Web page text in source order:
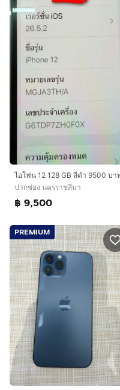
ไอโฟน 12 128 GB สีดำ 9500 บา
ปากช่อง นครราชสีมา
฿ 9,500
PREMIUM